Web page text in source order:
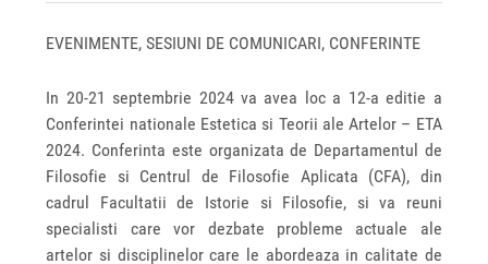
EVENIMENTE, SESIUNI DE COMUNICARI, CONFERINTE
In 20-21 septembrie 2024 va avea loc a 12-a editie a
Conferintei nationale Estetica si Teorii ale Artelor – ETA
2024. Conferinta este organizata de Departamentul de
Filosofie si Centrul de Filosofie Aplicata (CFA), din
cadrul Facultatii de Istorie si Filosofie, si va reuni
specialisti care vor dezbate probleme actuale ale
artelor si disciplinelor care le abordeaza in calitate de